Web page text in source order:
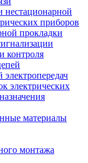
нестационарной
приборов
прокладки
контроля
электрических
материалы
монтажа